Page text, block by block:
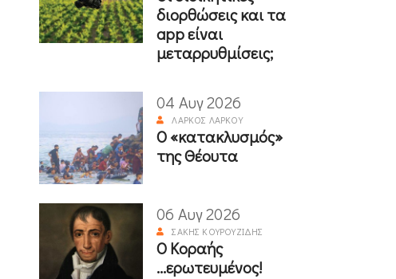
διορθώσεις και τα
app είναι
μεταρρυθμίσεις;
04 Αυγ 2026
ΛΆΡΚΟΣ ΛΆΡΚΟΥ
Ο «κατακλυσμός»
της Θέουτα
06 Αυγ 2026
ΣΆΚΗΣ ΚΟΥΡΟΥΖΊΔΗΣ
Ο Κοραής
...ερωτευμένος!